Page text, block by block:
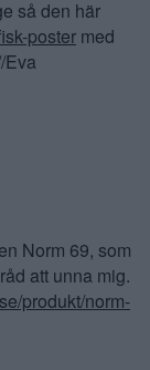
så den här
poster med
Eva
Norm 69, som
att unna mig.
produkt/norm-